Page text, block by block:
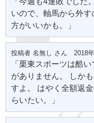
いので、軸馬から外
方がいいかも。」
投稿者 名無し さん 2018年
「栗東スポーツは酷
がありません。 しか
すよ。 はやく全額返
らいたい。」